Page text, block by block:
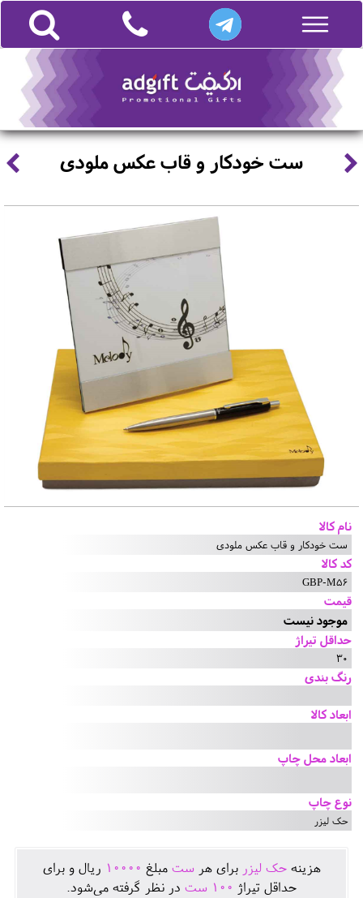
ست خودکار و قاب عکس ملودی
نام کالا
ست خودکار و قاب عکس ملودی
کد کالا
GBP-M56
قیمت
موجود نیست
حداقل تیراژ
30
رنگ بندی
ابعاد کالا
ابعاد محل چاپ
نوع چاپ
حک لیزر
هزينهحک لیزر برای هر ست مبلغ 10000 ريال و برای
حداقل تيراژ 100 ست در نظر گرفته می‌شود.